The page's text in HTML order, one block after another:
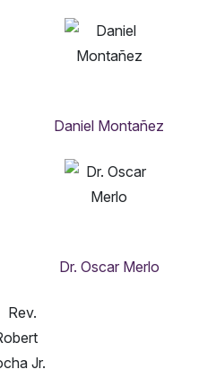
Daniel Montañez
Dr. Oscar Merlo